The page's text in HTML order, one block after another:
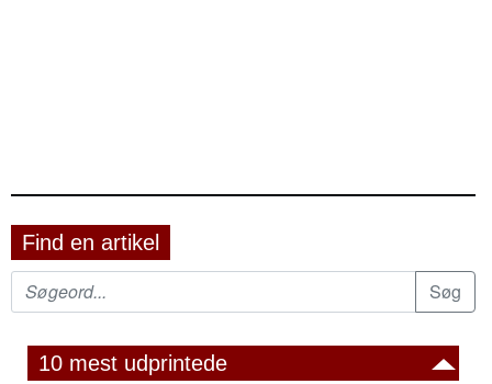
Find en artikel
10 mest udprintede